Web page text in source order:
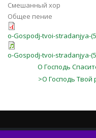
Смешанный хор
Общее пение
o-Gospodj-tvoi-stradanjya-
o-Gospodj-tvoi-stradanjya-
О Господь
>О Господь Твой